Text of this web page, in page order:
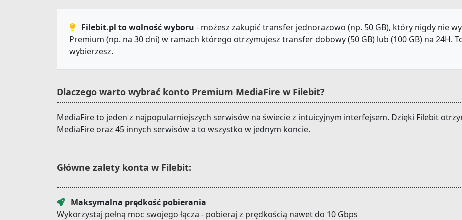
Filebit.pl to wolność wyboru - możesz zakupić transfer jednorazowo (np. 50 GB), który nigdy nie
Premium (np. na 30 dni) w ramach którego otrzymujesz transfer dobowy (50 GB) lub (100 GB) na 24H.
wybierzesz.
Dlaczego warto wybrać konto Premium MediaFire w Filebit?
MediaFire to jeden z najpopularniejszych serwisów na świecie z intuicyjnym interfejsem. Dzięki Filebit
MediaFire oraz 45 innych serwisów a to wszystko w jednym koncie.
Główne zalety konta w Filebit:
Maksymalna prędkość pobierania
Wykorzystaj pełną moc swojego łącza - pobieraj z prędkością nawet do 10 Gbps